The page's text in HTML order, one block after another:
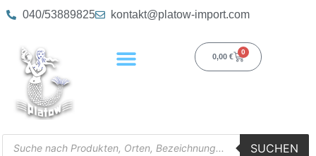
040/53889825 kontakt@platow-import.com
0,00 €
0
SUCHEN